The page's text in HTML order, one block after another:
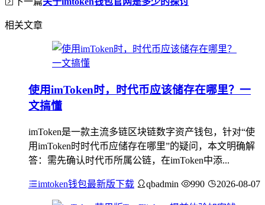
相关文章
使用imToken时，时代币应该储存在哪里？一
文搞懂
imToken是一款主流多链区块链数字资产钱包，针对“使
用imToken时时代币应储存在哪里”的疑问，本文明确解
答：需先确认时代币所属公链，在imToken中添...
imtoken钱包最新版下载 qbadmin 990 2026-08-07